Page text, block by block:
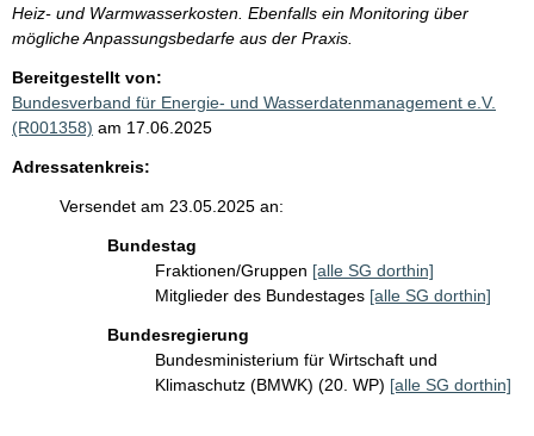
Heiz- und Warmwasserkosten. Ebenfalls ein Monitoring über
mögliche Anpassungsbedarfe aus der Praxis.
Bereitgestellt von:
Bundesverband für Energie- und Wasserdatenmanagement e.V.
(R001358) am 17.06.2025
Adressatenkreis:
Versendet am 23.05.2025 an:
Bundestag
Fraktionen/Gruppen [alle SG dorthin]
Mitglieder des Bundestages [alle SG dorthin]
Bundesregierung
Bundesministerium für Wirtschaft und
Klimaschutz (BMWK) (20. WP) [alle SG dorthin]